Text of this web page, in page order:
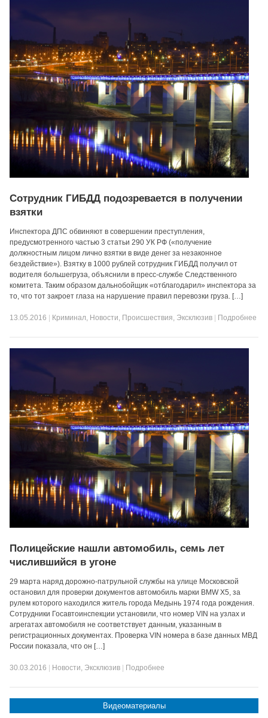
Сотрудник ГИБДД подозревается в получении
взятки
Инспектора ДПС обвиняют в совершении преступления,
предусмотренного частью 3 статьи 290 УК РФ («получение
должностным лицом лично взятки в виде денег за незаконное
бездействие»). Взятку в 1000 рублей сотрудник ГИБДД получил от
водителя большегруза, объяснили в пресс-службе Следственного
комитета. Таким образом дальнобойщик «отблагодарил» инспектора за
то, что тот закроет глаза на нарушение правил перевозки груза. […]
13.05.2016 Криминал, Новости, Происшествия, Эксклюзив Подробнее
Полицейские нашли автомобиль, семь лет
числившийся в угоне
29 марта наряд дорожно-патрульной службы на улице Московской
остановил для проверки документов автомобиль марки BMW X5, за
рулем которого находился житель города Медынь 1974 года рождения.
Сотрудники Госавтоинспекции установили, что номер VIN на узлах и
агрегатах автомобиля не соответствует данным, указанным в
регистрационных документах. Проверка VIN номера в базе данных МВД
России показала, что он […]
30.03.2016 Новости, Эксклюзив Подробнее
Видеоматериалы